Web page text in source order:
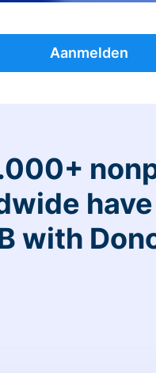
Aanmelden
with